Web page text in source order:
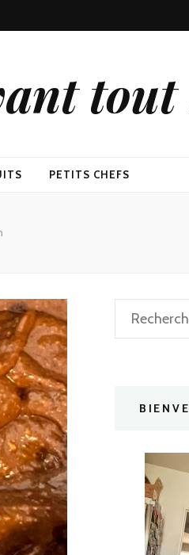
tout
PETITS CHEFS